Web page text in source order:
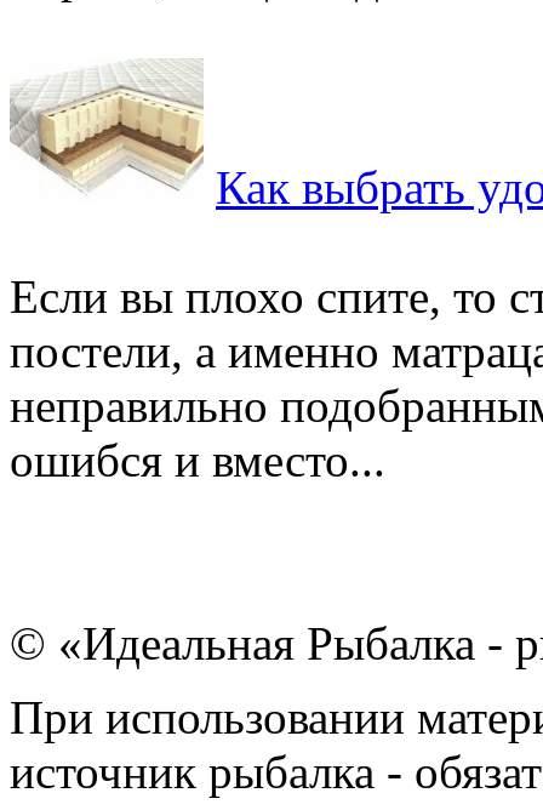
Как выбрать
Если вы плохо спите, то
постели, а именно
неправильно
ошибся и вместо...
© «Идеальная Рыбалка -
При использовании
источник рыбалка -